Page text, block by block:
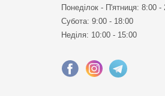
Понеділок - П'ятниця: 8:00 -
Субота: 9:00 - 18:00
Неділя: 10:00 - 15:00